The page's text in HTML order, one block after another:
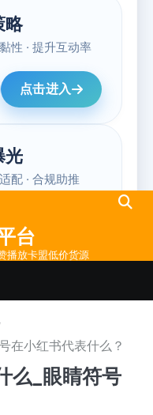
台
播放卡盟低价货源
在小红书代表什么？
么_眼睛符号